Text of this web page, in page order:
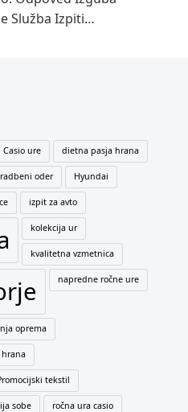
Služba Izpiti…
Casio ure dietna pasja hrana
oder Hyundai
izpit za avto
kolekcija ur
kvalitetna vzmetnica
napredne ročne ure
oprema
hrana
tekstil
sobe ročna ura casio